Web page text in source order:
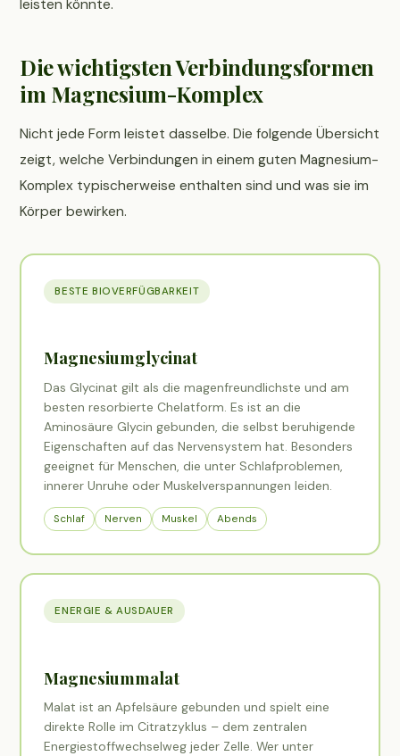
leisten könnte.
Die wichtigsten Verbindungsformen
im Magnesium-Komplex
Nicht jede Form leistet dasselbe. Die folgende Übersicht
zeigt, welche Verbindungen in einem guten Magnesium-
Komplex typischerweise enthalten sind und was sie im
Körper bewirken.
BESTE BIOVERFÜGBARKEIT
Magnesiumglycinat
Das Glycinat gilt als die magenfreundlichste und am
besten resorbierte Chelatform. Es ist an die
Aminosäure Glycin gebunden, die selbst beruhigende
Eigenschaften auf das Nervensystem hat. Besonders
geeignet für Menschen, die unter Schlafproblemen,
innerer Unruhe oder Muskelverspannungen leiden.
Schlaf Nerven Muskel Abends
ENERGIE & AUSDAUER
Magnesiummalat
Malat ist an Apfelsäure gebunden und spielt eine
direkte Rolle im Citratzyklus – dem zentralen
Energiestoffwechselweg jeder Zelle. Wer unter